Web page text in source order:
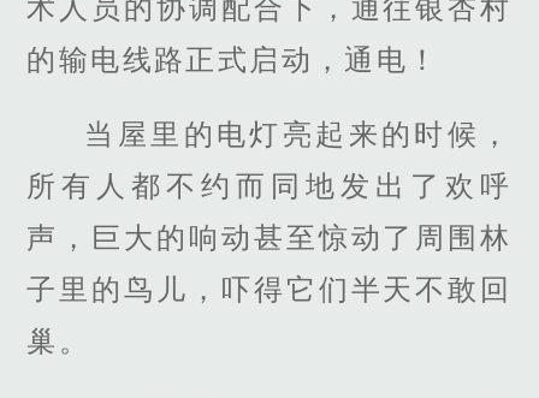
术人员的协调配合下，通往银杏村
的输电线路正式启动，通电！
当屋里的电灯亮起来的时候，
所有人都不约而同地发出了欢呼
声，巨大的响动甚至惊动了周围林
子里的鸟儿，吓得它们半天不敢回
巢。